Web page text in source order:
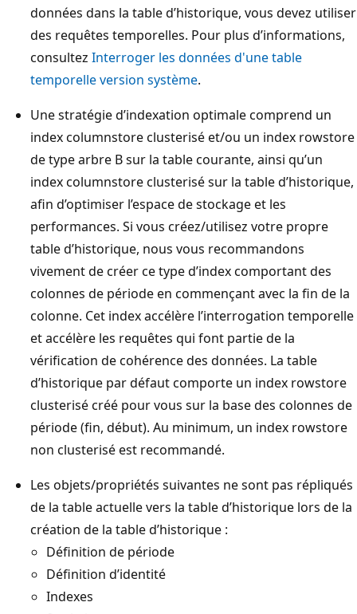
données dans la table d’historique, vous devez utiliser
des requêtes temporelles. Pour plus d’informations,
consultez Interroger les données d'une table
temporelle version système.
Une stratégie d’indexation optimale comprend un
index columnstore clusterisé et/ou un index rowstore
de type arbre B sur la table courante, ainsi qu’un
index columnstore clusterisé sur la table d’historique,
afin d’optimiser l’espace de stockage et les
performances. Si vous créez/utilisez votre propre
table d’historique, nous vous recommandons
vivement de créer ce type d’index comportant des
colonnes de période en commençant avec la fin de la
colonne. Cet index accélère l’interrogation temporelle
et accélère les requêtes qui font partie de la
vérification de cohérence des données. La table
d’historique par défaut comporte un index rowstore
clusterisé créé pour vous sur la base des colonnes de
période (fin, début). Au minimum, un index rowstore
non clusterisé est recommandé.
Les objets/propriétés suivantes ne sont pas répliqués
de la table actuelle vers la table d’historique lors de la
création de la table d’historique :
Définition de période
Définition d’identité
Indexes